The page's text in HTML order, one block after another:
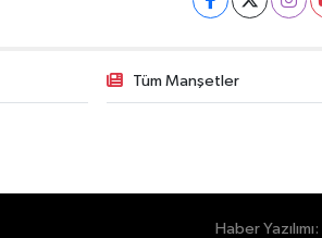
Tüm Manşetler
Haber Yazılımı: